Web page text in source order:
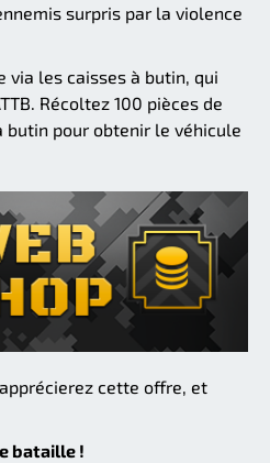
surpris par la violence
via les caisses à butin, qui
Récoltez 100 pièces de
butin pour obtenir le véhicule
cette offre, et
bataille !